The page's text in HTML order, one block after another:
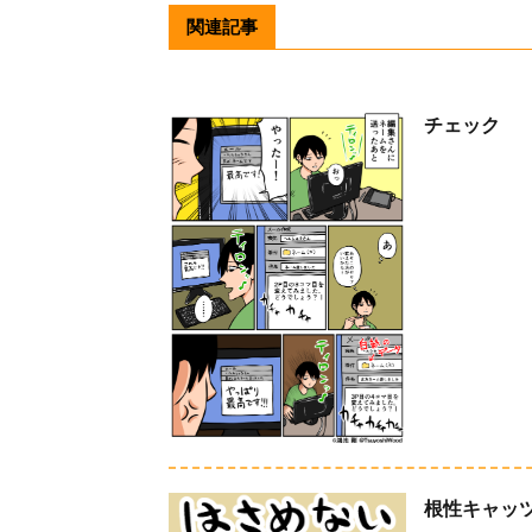
関連記事
チェック
根性キャッ